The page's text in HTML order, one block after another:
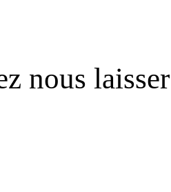
nous